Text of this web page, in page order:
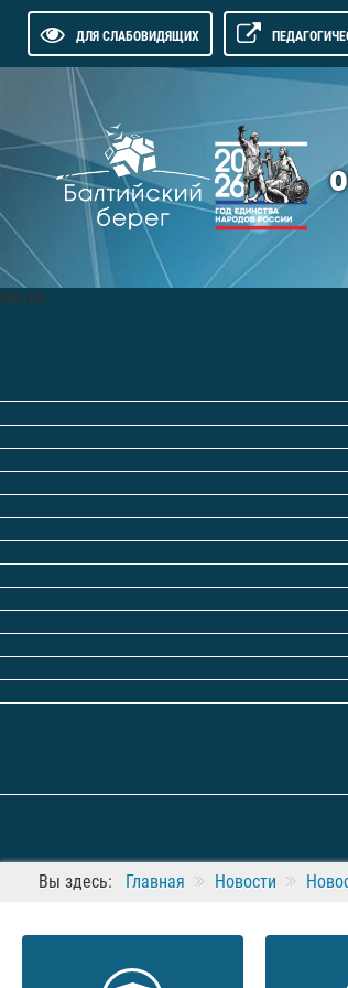
ДЛЯ СЛАБОВИДЯЩИХ
МЕНЮ
Вы здесь: Главная Новости